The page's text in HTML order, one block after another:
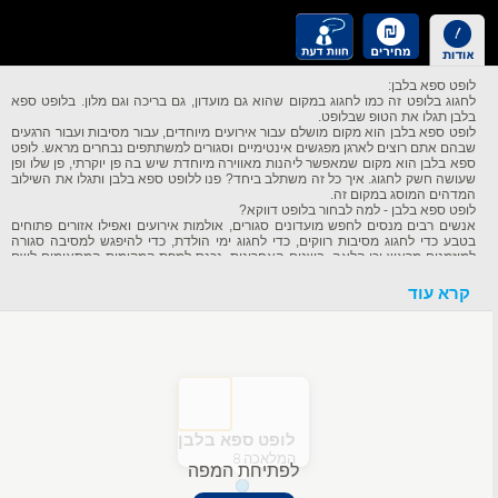
לופט ספא בלבן:
לחגוג בלופט זה כמו לחגוג במקום שהוא גם מועדון, גם בריכה וגם מלון. בלופט ספא
בלבן תגלו את הטופ שבלופט.
לופט ספא בלבן הוא מקום מושלם עבור אירועים מיוחדים, עבור מסיבות ועבור הרגעים
שבהם אתם רוצים לארגן מפגשים אינטימיים וסגורים למשתתפים נבחרים מראש. לופט
ספא בלבן הוא מקום שמאפשר ליהנות מאווירה מיוחדת שיש בה פן יוקרתי, פן שלו ופן
שעושה חשק לחגוג. איך כל זה משתלב ביחד? פנו ללופט ספא בלבן ותגלו את השילוב
המדהים המוסג במקום זה.
לופט ספא בלבן - למה לבחור בלופט דווקא?
אנשים רבים מנסים לחפש מועדונים סגורים, אולמות אירועים ואפילו אזורים פתוחים
בטבע כדי לחגוג מסיבות רווקים, כדי לחגוג ימי הולדת, כדי להיפגש למסיבה סגורה
למוזמנים מראש וכן הלאה. בשנים האחרונות, נכנס למפת המקומות המתאימים לשם
שיש בלופט הוא זה שגורם לו להיות המקום המוצלח ביותר עבור אירועים ומסיבות. כך,
בדרך כלל בכל לופט תמצאו מקום רחב ידיים המתאים למסיבות סוערות. כמו כן, תמצאו
• מערכת הגברה ומערכת תאורה המותאמת לכם אישית
כל אלו ועוד הופכים את הלופט למקום מוצלח יותר לאירועים ולמקום שיש בו חוויה בלתי
לא בכל לופט יש את כל המאפיינים שפורטו לעיל'. בלופט ספא בלבן שיש את אלו
קרא עוד
לפתיחת המפה
לופט ספא בלבן
המלאכה 8